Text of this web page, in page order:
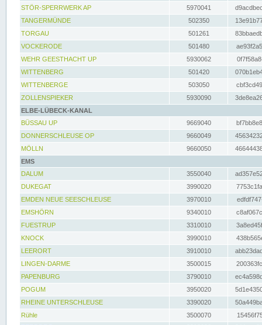
STÖR-SPERRWERK AP 5970041
TANGERMÜNDE
502350
TORGAU
501261
VOCKERODE
501480
WEHR GEESTHACHT UP
5930062
WITTENBERG
501420
WITTENBERGE
503050
ZOLLENSPIEKER
5930090
ELBE-LÜBECK-KANAL
BÜSSAU UP
9669040
DONNERSCHLEUSE OP
9660049
MÖLLN
9660050
EMS
DALUM
3550040
DUKEGAT
3990020
EMDEN NEUE SEESCHLEUSE
3970010
EMSHÖRN
9340010
FUESTRUP
3310010
KNOCK
3990010
LEERORT
3910010
LINGEN-DARME
3500015
PAPENBURG
3790010
POGUM
3950020
RHEINE UNTERSCHLEUSE
3390020
Rühle
3500070